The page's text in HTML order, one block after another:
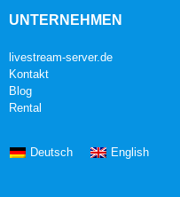
UNTERNEHMEN
livestream-server.de
Kontakt
Blog
Rental
Deutsch English